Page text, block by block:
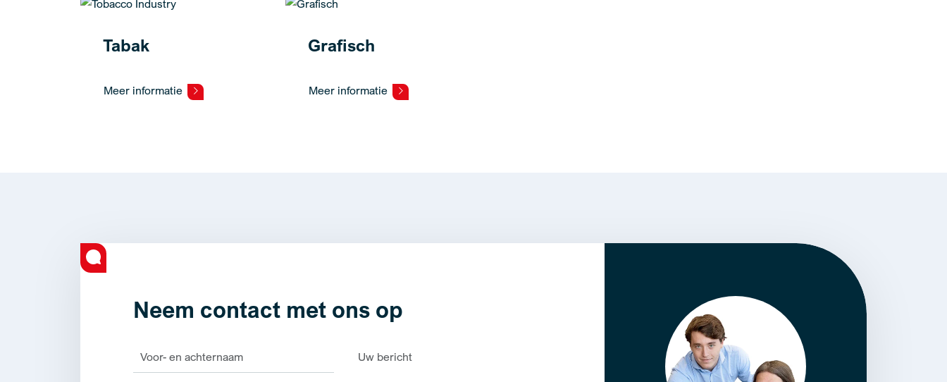
Tabak
Meer informatie
Grafisch
Meer informatie
Neem contact met ons op